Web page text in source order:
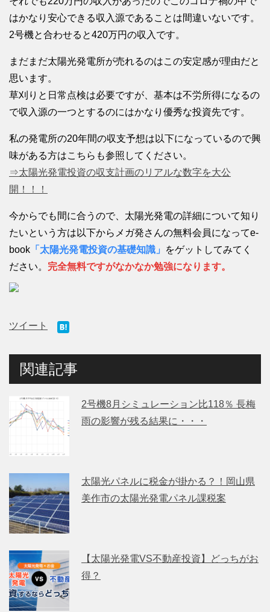
はかなり安心できる収入源であることは間違いないです。
2号機と合わせると420万円の収入です。
まだまだ太陽光発電所が売れるのはこの安定感が理由だと
思います。
草刈りと日常点検は必要ですが、基本は不労所得になるの
で収入源の一つとするのにはかなり優秀な投資先です。
私の発電所の20年間の収支予想は以下になっているので興
味がある方はこちらも参照してください。
⇒太陽光発電投資の収支計画のリアルな数字を大公
開！！！
今からでも間に合うので、太陽光発電の詳細について知り
たいという方は以下からメガ発さんの無料会員になってe-
book 「太陽光発電投資の基礎知識」
をゲットしてみてく
ださい。 完全無料ですがなかなか勉強になります。
ツイート
関連記事
2号機8月シミュレーション比118％ 長梅
雨の影響が残る結果に・・・
太陽光パネルに税金が掛かる？！岡山県
美作市の太陽光発電パネル課税案
【太陽光発電VS不動産投資】どっちがお
得？